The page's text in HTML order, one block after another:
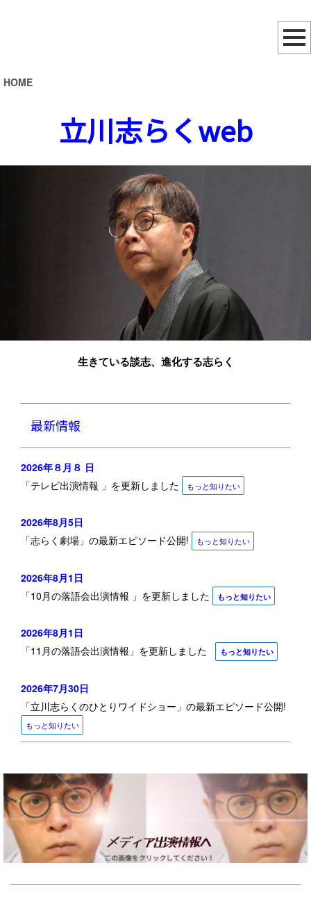
HOME
立川志らくweb
生きている談志、進化する志らく
最新情報
2026年８月８ 日
「テレビ出演情報 」を更新しました もっと知りたい
2026年8月5日
「志らく劇場 」の最新エピソード公開! もっと知りたい
2026年8月1日
「10月の落語会出演情報 」を更新しました もっと知りたい
2026年8月1日
「11月の落語会出演情報 」を更新しました もっと知りたい
2026年7月30日
「立川志らくのひとりワイドショー」の最新エピソード公開!
もっと知りたい